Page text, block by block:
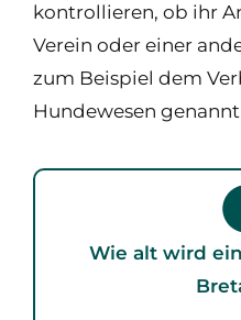
kontrollieren, ob ihr
Verein oder einer
zum Beispiel dem
Hundewesen
Wie alt wird